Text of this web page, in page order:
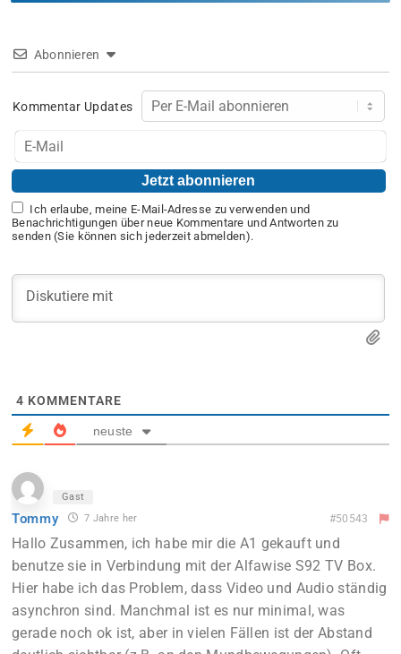
Abonnieren
Kommentar Updates
Ich erlaube, meine E-Mail-Adresse zu verwenden und
Benachrichtigungen über neue Kommentare und Antworten zu
senden (Sie können sich jederzeit abmelden).
4 KOMMENTARE
neuste
Gast
Tommy 7 Jahre her #50543
Hallo Zusammen, ich habe mir die A1 gekauft und
benutze sie in Verbindung mit der Alfawise S92 TV Box.
Hier habe ich das Problem, dass Video und Audio ständig
asynchron sind. Manchmal ist es nur minimal, was
gerade noch ok ist, aber in vielen Fällen ist der Abstand